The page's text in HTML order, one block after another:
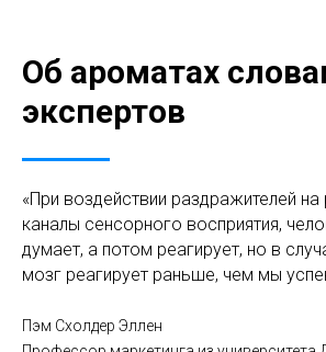
Об ароматах
экспертов
«При воздействии раздражителей на
каналы сенсорного восприятия,
думает, а потом реагирует, но в
мозг реагирует раньше, чем мы
Пэм Схолдер Эллен